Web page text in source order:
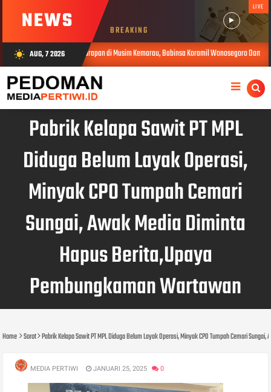
NEWS BREAKING
LIVE
wb_sunny AUG, 7 2026
Setetes Harapan di Musim Kemarau, Babinsa Koramil Wonosegoro Dampingi
Pabrik Kelapa Sawit PT MPL
Diduga Belum Layak Operasi,
Minyak CPO Tumpah Cemari
Sungai, Awak Media Diminta
Hapus Berita,Upaya
Pembungkaman Wartawan
Home Sorot Pabrik Kelapa Sawit PT MPL Diduga Belum Layak Operasi, Minyak CPO Tumpah Cemari
MEDIA PERTIWI JANUARI 25, 2025 0